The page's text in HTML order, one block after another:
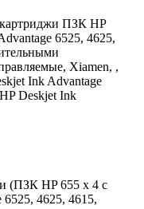
ПЗК HP
6525, 4625,
Xiamen, ,
Ink Advantage
Deskjet Ink
(ПЗК HP 655 x 4 с
4625, 4615,